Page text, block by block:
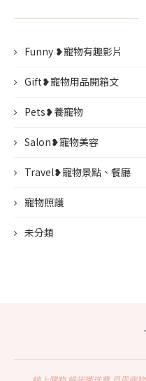
Funny ❥寵物有趣影片
Gift❥寵物用品開箱文
Pets❥養寵物
Salon❥寵物美容
Travel❥寵物景點、餐廳
寵物照護
未分類